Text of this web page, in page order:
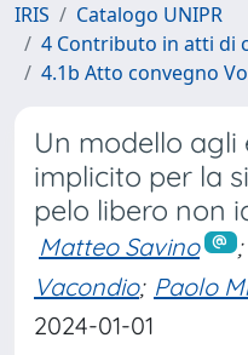
IRIS
Catalogo UNIPR
4 Contributo in atti di
4.1b Atto convegno
Un modello
implicito per la
pelo libero non
Matteo Savino ;
Vacondio; Paolo
2024-01-01